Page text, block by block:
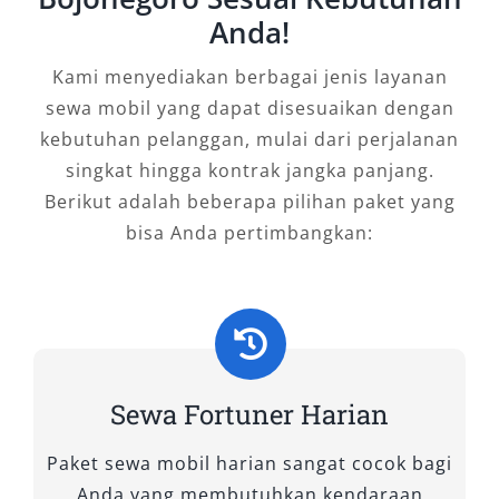
memiliki keunggulan tersendiri, sehingga Anda
bisa menyesuaikan dengan kebutuhan
perjalanan.
A. Tipe Fortuner 4×2
1. Fortuner 2.4 G 4×2 A/T
lebih terjangkau. Dibekali mesin diesel 2.4L
bertenaga, suspensi nyaman, serta kabin luas,
mobil ini pas digunakan untuk perjalanan
keluarga maupun rental Fortuner harian dan
bulanan.
Anda!
Kami menyediakan berbagai jenis layanan
sewa mobil yang dapat disesuaikan dengan
kebutuhan pelanggan, mulai dari perjalanan
singkat hingga kontrak jangka panjang.
Berikut adalah beberapa pilihan paket yang
bisa Anda pertimbangkan:
Sewa Fortuner Harian
Paket sewa mobil harian sangat cocok bagi